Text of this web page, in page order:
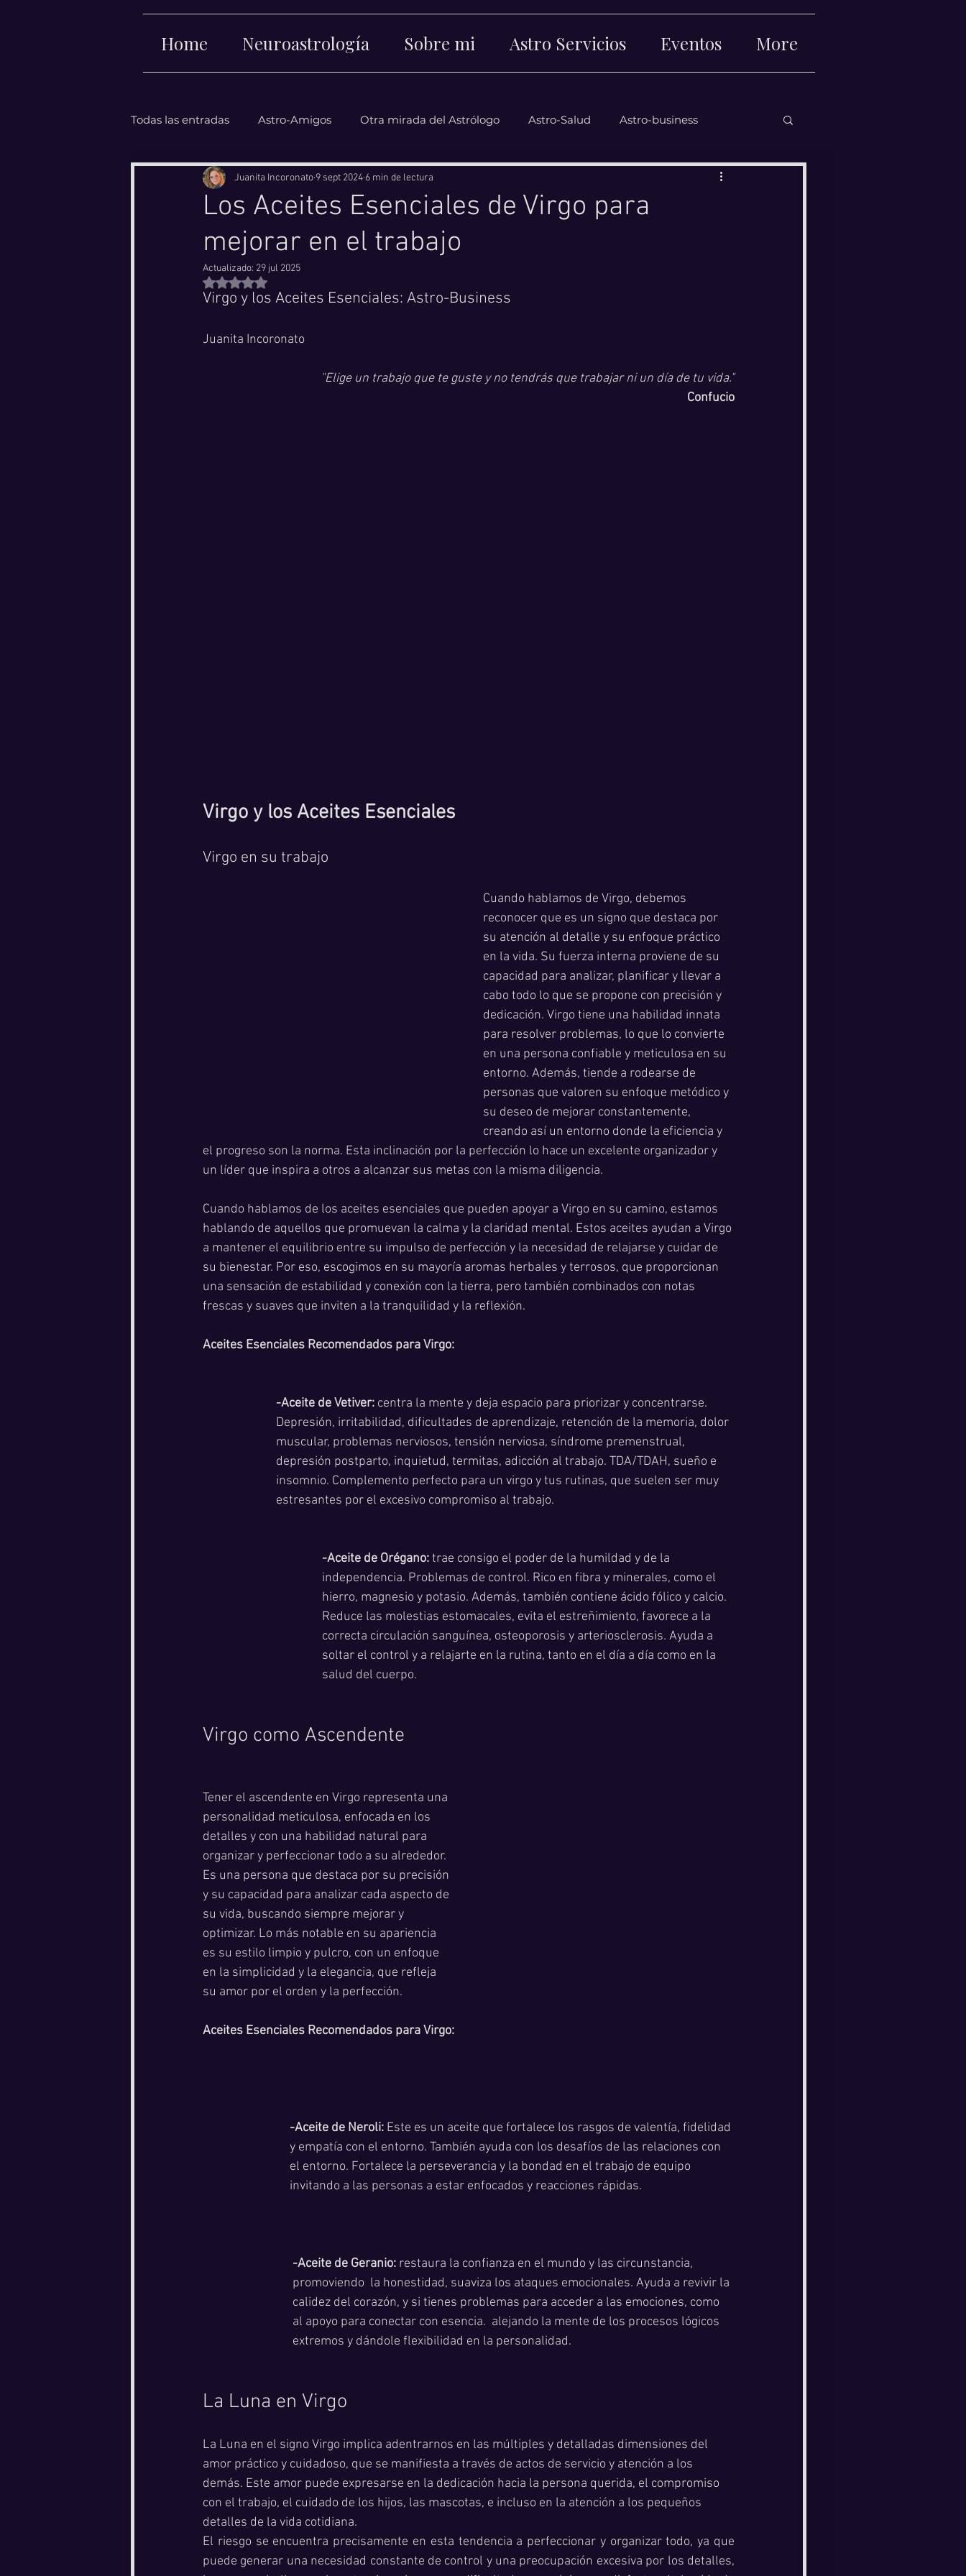
Home Neuroastrología Sobre mi Astro Servicios Eventos More
Todas las entradas Astro-Amigos Otra mirada del Astrólogo Astro-Salud Astro-business
Los Aceites Esenciales de Virgo para
mejorar en el trabajo
Juanita Incoronato 9 sept 2024 6 min de lectura
Actualizado: 29 jul 2025
Obtuvo NaN de 5 estrellas.
Virgo y los Aceites Esenciales: Astro-Business
Juanita Incoronato
"Elige un trabajo que te guste y no tendrás que trabajar ni un día de tu vida."
Confucio
Virgo y los Aceites Esenciales
Virgo en su trabajo
Cuando hablamos de Virgo, debemos
reconocer que es un signo que destaca por
su atención al detalle y su enfoque práctico
en la vida. Su fuerza interna proviene de su
capacidad para analizar, planificar y llevar a
cabo todo lo que se propone con precisión y
dedicación. Virgo tiene una habilidad innata
para resolver problemas, lo que lo convierte
en una persona confiable y meticulosa en su
entorno. Además, tiende a rodearse de
personas que valoren su enfoque metódico y
su deseo de mejorar constantemente,
creando así un entorno donde la eficiencia y
el progreso son la norma. Esta inclinación por la perfección lo hace un excelente organizador y
un líder que inspira a otros a alcanzar sus metas con la misma diligencia.
Cuando hablamos de los aceites esenciales que pueden apoyar a Virgo en su camino, estamos
hablando de aquellos que promuevan la calma y la claridad mental. Estos aceites ayudan a Virgo
a mantener el equilibrio entre su impulso de perfección y la necesidad de relajarse y cuidar de
su bienestar. Por eso, escogimos en su mayoría aromas herbales y terrosos, que proporcionan
una sensación de estabilidad y conexión con la tierra, pero también combinados con notas
frescas y suaves que inviten a la tranquilidad y la reflexión.
Aceites Esenciales Recomendados para Virgo:
-Aceite de Vetiver: centra la mente y deja espacio para priorizar y concentrarse.
Depresión, irritabilidad, dificultades de aprendizaje, retención de la memoria, dolor
muscular, problemas nerviosos, tensión nerviosa, síndrome premenstrual,
depresión postparto, inquietud, termitas, adicción al trabajo. TDA/TDAH, sueño e
insomnio. Complemento perfecto para un virgo y tus rutinas, que suelen ser muy
estresantes por el excesivo compromiso al trabajo.
-Aceite de Orégano: trae consigo el poder de la humildad y de la
independencia. Problemas de control. Rico en fibra y minerales, como el
hierro, magnesio y potasio. Además, también contiene ácido fólico y calcio.
Reduce las molestias estomacales, evita el estreñimiento, favorece a la
correcta circulación sanguínea, osteoporosis y arteriosclerosis. Ayuda a
soltar el control y a relajarte en la rutina, tanto en el día a día como en la
salud del cuerpo.
Virgo como Ascendente
Tener el ascendente en Virgo representa una
personalidad meticulosa, enfocada en los
detalles y con una habilidad natural para
organizar y perfeccionar todo a su alrededor.
Es una persona que destaca por su precisión
y su capacidad para analizar cada aspecto de
su vida, buscando siempre mejorar y
optimizar. Lo más notable en su apariencia
es su estilo limpio y pulcro, con un enfoque
en la simplicidad y la elegancia, que refleja
su amor por el orden y la perfección.
Aceites Esenciales Recomendados para Virgo:
-Aceite de Neroli: Este es un aceite que fortalece los rasgos de valentía, fidelidad
y empatía con el entorno. También ayuda con los desafíos de las relaciones con
el entorno. Fortalece la perseverancia y la bondad en el trabajo de equipo
invitando a las personas a estar enfocados y reacciones rápidas.
-Aceite de Geranio: restaura la confianza en el mundo y las circunstancia,
promoviendo  la honestidad, suaviza los ataques emocionales. Ayuda a revivir la
calidez del corazón, y si tienes problemas para acceder a las emociones, como
al apoyo para conectar con esencia.  alejando la mente de los procesos lógicos
extremos y dándole flexibilidad en la personalidad.
La Luna en Virgo
La Luna en el signo Virgo implica adentrarnos en las múltiples y detalladas dimensiones del
amor práctico y cuidadoso, que se manifiesta a través de actos de servicio y atención a los
demás. Este amor puede expresarse en la dedicación hacia la persona querida, el compromiso
con el trabajo, el cuidado de los hijos, las mascotas, e incluso en la atención a los pequeños
detalles de la vida cotidiana.
El riesgo se encuentra precisamente en esta tendencia a perfeccionar y organizar todo, ya que
puede generar una necesidad constante de control y una preocupación excesiva por los detalles,